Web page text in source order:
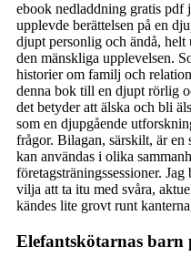
ebook nedladdning gratis pdf
upplevde berättelsen på en
djupt personlig och ändå,
den mänskliga upplevelsen.
historier om familj och
denna bok till en djupt rörlig
det betyder att älska och bli
som en djupgående
frågor. Bilagan, särskilt, är
kan användas i olika
företagsträningssessioner.
vilja att ta itu med svåra,
kändes lite grovt runt
Elefantskötarnas barn